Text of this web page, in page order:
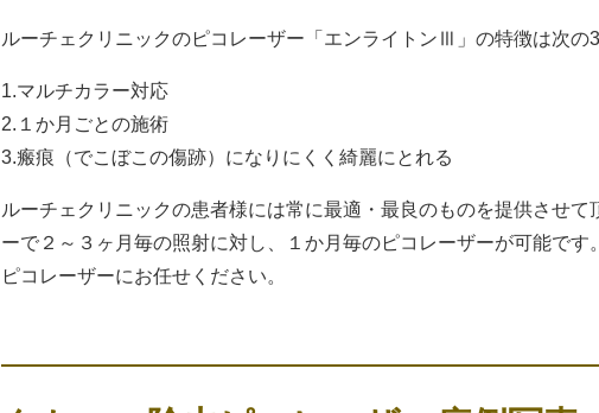
ルーチェクリニックのピコレーザー「エンライトンⅢ」の特徴は次の
1.マルチカラー対応
2.１か月ごとの施術
3.瘢痕（でこぼこの傷跡）になりにくく綺麗にとれる
ルーチェクリニックの患者様には常に最適・最良のものを提供させ
ーで２～３ヶ月毎の照射に対し、１か月毎のピコレーザーが可能で
ピコレーザーにお任せください。